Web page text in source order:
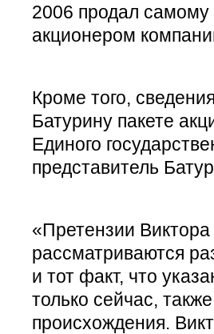
2006 продал самому
акционером
Кроме того,
Батурину пакете
Единого
представитель
«Претензии
рассматриваются
и тот факт, что
только сейчас,
происхождения.